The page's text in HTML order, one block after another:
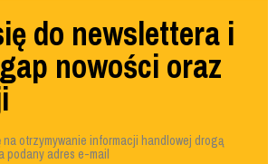
do newslettera i
nowości oraz
na otrzymywanie informacji handlowej drogą
podany adres e-mail